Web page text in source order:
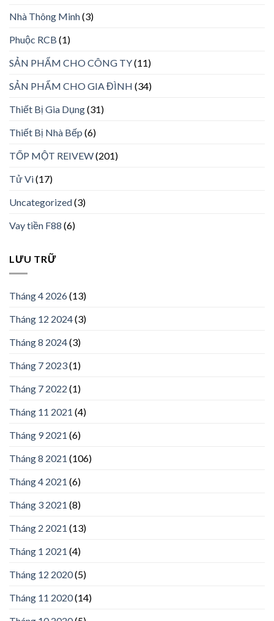
Nhà Thông Minh(3)
Phuộc RCB (1)
SẢN PHẨM CHO CÔNG TY(11)
SẢN PHẨM CHO GIA ĐÌNH (34)
Thiết Bị Gia Dụng(31)
Thiết Bị Nhà Bếp (6)
TỐP MỘT REIVEW(201)
Tử Vi(17)
Uncategorized(3)
Vay tiền F88 (6)
LƯU TRỮ
Tháng 4 2026(13)
Tháng 12 2024(3)
Tháng 8 2024(3)
Tháng 7 2023(1)
Tháng 7 2022 (1)
Tháng 11 2021 (4)
Tháng 9 2021 (6)
Tháng 8 2021 (106)
Tháng 4 2021 (6)
Tháng 3 2021 (8)
Tháng 2 2021 (13)
Tháng 1 2021 (4)
Tháng 12 2020(5)
Tháng 11 2020(14)